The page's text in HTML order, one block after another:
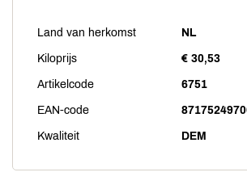
Land van herkomst NL
Kiloprijs € 30,53
Artikelcode 6751
EAN-code
Kwaliteit DEM